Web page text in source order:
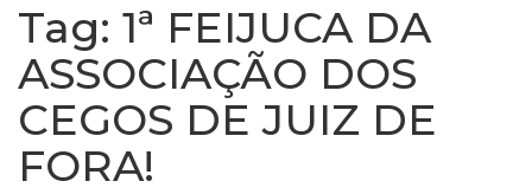
Tag: 1ª FEIJUCA DA
ASSOCIAÇÃO DOS
CEGOS DE JUIZ DE
FORA!